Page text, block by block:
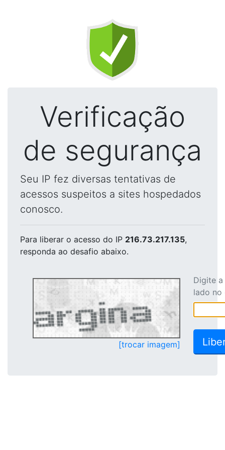
Verificação
de segurança
Seu IP fez diversas tentativas de
acessos suspeitos a sites hospedados
conosco.
Para liberar o acesso do IP 216.73.217.135,
responda ao desafio abaixo.
[trocar imagem]
Digite
lado no